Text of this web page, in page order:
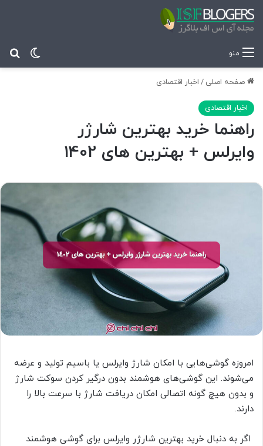
منو
صفحه اصلی / اخبار اقتصادی
اخبار اقتصادی
راهنما خرید بهترین شارژر
وایرلس + بهترین های 1402
امروزه گوشی‌هایی با امکان شارژ وایرلس یا باسیم تولید و عرضه
می‌شوند. این گوشی‌های هوشمند بدون درگیر کردن سوکت شارژ
و بدون هیچ گونه اتصالی امکان دریافت شارژ با سرعت بالا را
دارند.
اگر به دنبال خرید بهترین شارژر وایرلس برای گوشی هوشمند